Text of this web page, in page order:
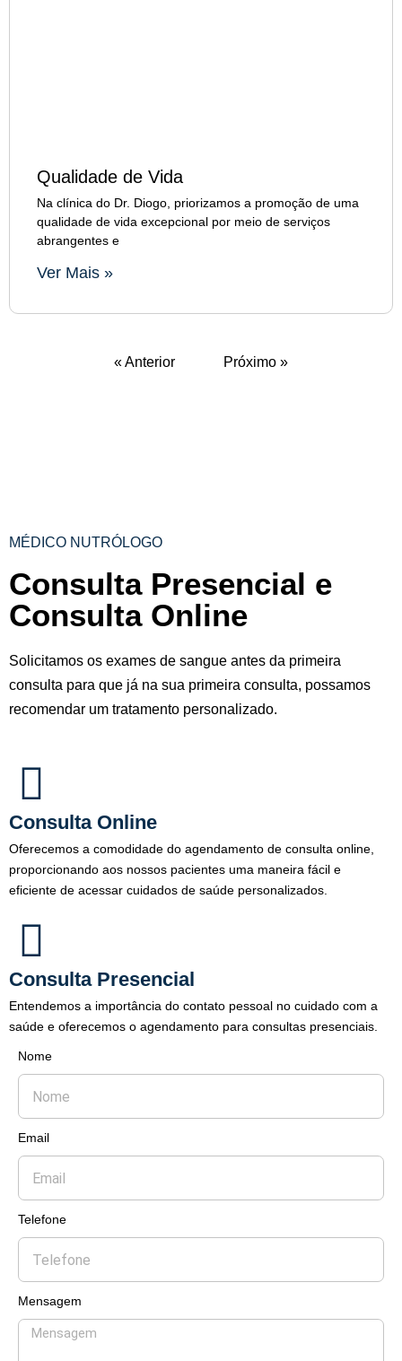
Qualidade de Vida
Na clínica do Dr. Diogo, priorizamos a promoção de uma
qualidade de vida excepcional por meio de serviços
abrangentes e
Ver Mais »
« Anterior Próximo »
MÉDICO NUTRÓLOGO
Consulta Presencial e
Consulta Online
Solicitamos os exames de sangue antes da primeira
consulta para que já na sua primeira consulta, possamos
recomendar um tratamento personalizado.
Consulta Online
Oferecemos a comodidade do agendamento de consulta online,
proporcionando aos nossos pacientes uma maneira fácil e
eficiente de acessar cuidados de saúde personalizados.
Consulta Presencial
Entendemos a importância do contato pessoal no cuidado com a
saúde e oferecemos o agendamento para consultas presenciais.
Nome
Email
Telefone
Mensagem